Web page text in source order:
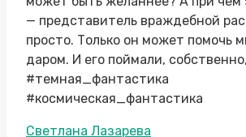
— представитель враждебной
просто. Только он может помочь
даром. И его поймали,
#темная_фантастика
#космическая_фантастика
Метки
Светлана Лазарева